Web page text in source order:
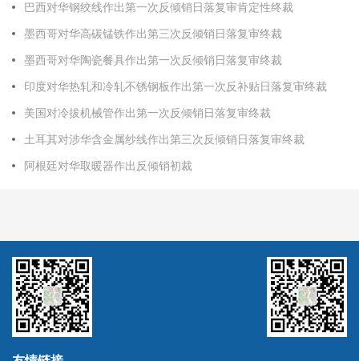
巴西对华钢绞线作出第一次反倾销日落复审肯定性终裁
墨西哥对华高碳锰铁作出第三次反倾销日落复审终裁
墨西哥对华陶瓷餐具作出第一次反倾销日落复审终裁
印度对华热轧和冷轧不锈钢板作出第一次反补贴日落复审终裁
美国对冷拔机械管作出第一次反倾销日落复审终裁
土耳其对涉华含金属纱线作出第三次反倾销日落复审终裁
阿根廷对华取暖器作出反倾销初裁